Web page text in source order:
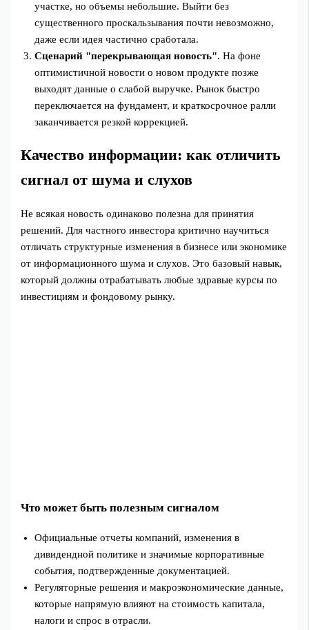
участке, но объемы небольшие. Выйти без
существенного проскальзывания почти невозможно,
даже если идея частично сработала.
Сценарий "перекрывающая новость". На фоне
оптимистичной новости о новом продукте позже
выходят данные о слабой выручке. Рынок быстро
переключается на фундамент, и краткосрочное ралли
заканчивается резкой коррекцией.
Качество информации: как отличить
сигнал от шума и слухов
Не всякая новость одинаково полезна для принятия
решений. Для частного инвестора критично научиться
отличать структурные изменения в бизнесе или экономике
от информационного шума и слухов. Это базовый навык,
который должны отрабатывать любые здравые курсы по
инвестициям и фондовому рынку.
Что может быть полезным сигналом
Официальные отчеты компаний, изменения в
дивидендной политике и значимые корпоративные
события, подтвержденные документацией.
Регуляторные решения и макроэкономические данные,
которые напрямую влияют на стоимость капитала,
налоги и спрос в отрасли.